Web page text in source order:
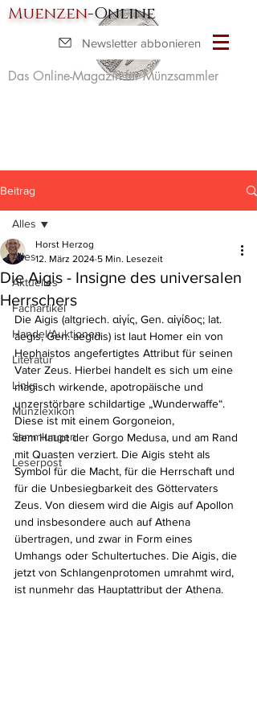
Muenzen-Online
Das Online-Magazin für Münzsammler
Newsletter abbonieren
Beitrag
Alles
Aktuelles
Fachartikel
Handel/Auktionen
Literatur
Links
Münzlexikon
Sammlungen
Leserpost
Alles
Die Aigis - Insigne des universalen
Herrschers
Horst Herzog
12. März 2024 5 Min. Lesezeit
Die Aigis (altgriech. αἰγίς, Gen. αἰγίδος; lat.
aegis, Gen. aegidis) ist laut Homer ein von
Hephaistos angefertigtes Attribut für seinen
Vater Zeus. Hierbei handelt es sich um eine
magisch wirkende, apotropäische und
unzerstörbare schildartige „Wunderwaffe“.
Diese ist mit einem Gorgoneion,
dem Haupt der Gorgo Medusa, und am Rand
mit Quasten verziert. Die Aigis steht als
Symbol für die Macht, für die Herrschaft und
für die Unbesiegbarkeit des Göttervaters
Zeus. Von diesem wird die Aigis auf Apollon
und insbesondere auch auf Athena
übertragen, und zwar in Form eines
Umhangs oder Schultertuches. Die Aigis, die
jetzt von Schlangenprotomen umrahmt wird,
ist nunmehr das Hauptattribut der Athena.